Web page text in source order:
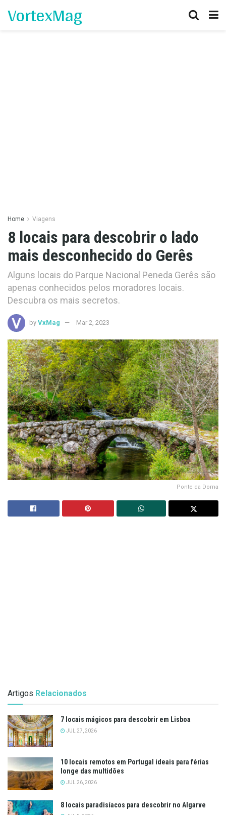
VortexMag
Home Viagens
8 locais para descobrir o lado
mais desconhecido do Gerês
Alguns locais do Parque Nacional Peneda Gerês são
apenas conhecidos pelos moradores locais.
Descubra os mais secretos.
by VxMag Mar 2, 2023
Ponte da Dorna
Artigos Relacionados
7 locais mágicos para descobrir em Lisboa
JUL 27, 2026
10 locais remotos em Portugal ideais para férias
longe das multidões
JUL 26, 2026
8 locais paradisíacos para descobrir no Algarve